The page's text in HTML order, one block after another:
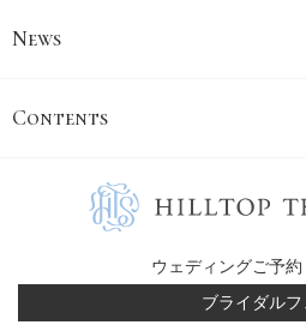
News
Contents
ウェディングご予
ブライダルフ